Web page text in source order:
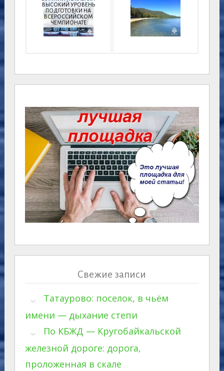
ВЫСОКИЙ УРОВЕНЬ
ПОДГОТОВКИ НА
ВСЕРОССИЙСКОМ
ЧЕМПИОНАТЕ
Свежие записи
Татаурово: поселок, в чьём
имени — дыхание степи
По КБЖД — Кругобайкальской
железной дороге: дорога,
проложенная в скале